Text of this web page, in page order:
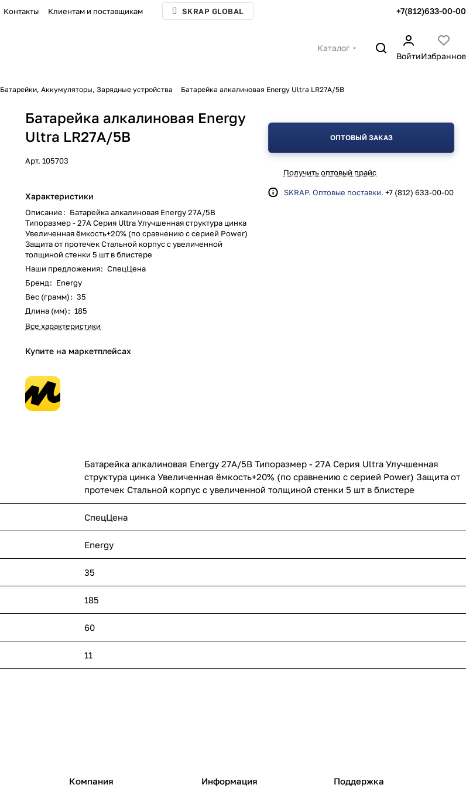
Контакты Клиентам и поставщикам SKRAP GLOBAL +7(812)633-00-00
Каталог
ВойтиИзбранное
Батарейки, Аккумуляторы, Зарядные устройства Батарейка алкалиновая Energy Ultra LR27A/5B
Батарейка алкалиновая Energy
Ultra LR27A/5B
Арт.105703
Характеристики
Описание: Батарейка алкалиновая Energy 27A/5B
Типоразмер - 27A Серия Ultra Улучшенная структура цинка
Увеличенная ёмкость+20% (по сравнению с серией Power)
Защита от протечек Стальной корпус с увеличенной
толщиной стенки 5 шт в блистере
Наши предложения: СпецЦена
Бренд: Energy
Вес (грамм): 35
Длина (мм): 185
Все характеристики
Купите на маркетплейсах
ОПТОВЫЙ ЗАКАЗ
Получить оптовый прайс
SKRAP. Оптовые поставки. +7 (812) 633-00-00
Батарейка алкалиновая Energy 27A/5B Типоразмер - 27A Серия Ultra Улучшенная
структура цинка Увеличенная ёмкость+20% (по сравнению с серией Power) Защита от
протечек Стальной корпус с увеличенной толщиной стенки 5 шт в блистере
СпецЦена
Energy
35
185
60
11
Компания Информация Поддержка